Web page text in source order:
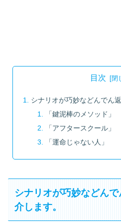
目次
シナリオが巧妙などんでん
「鍵泥棒のメソッド」
「アフタースクール」
「運命じゃない人」
シナリオが巧妙などん
介します。